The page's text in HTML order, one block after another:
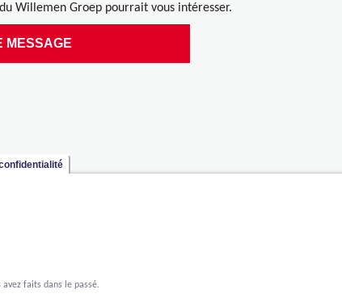
Willemen Groep pourrait vous intéresser.
faits dans le passé.